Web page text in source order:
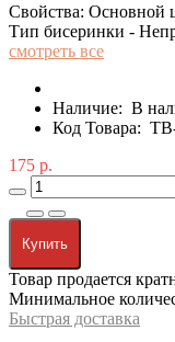
Свойства: Основной
Тип бисеринки -
смотреть все
Наличие: В
Код Товара:
175 р.
Купить
Товар продается
Минимальное
Быстрая доставка